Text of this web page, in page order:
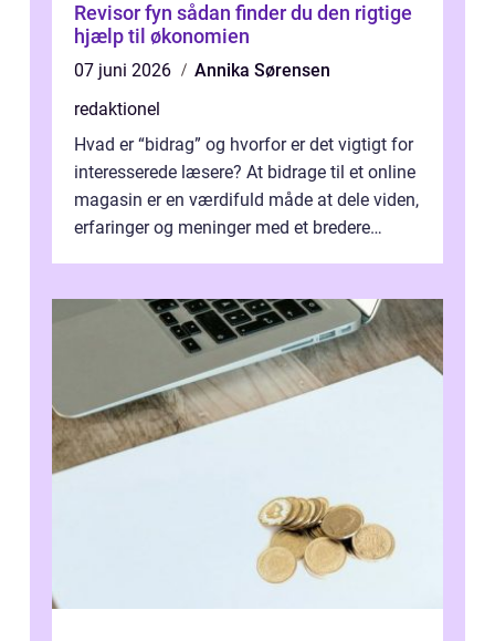
Revisor fyn sådan finder du den rigtige
hjælp til økonomien
07 juni 2026
Annika Sørensen
redaktionel
Hvad er “bidrag” og hvorfor er det vigtigt for
interesserede læsere? At bidrage til et online
magasin er en værdifuld måde at dele viden,
erfaringer og meninger med et bredere